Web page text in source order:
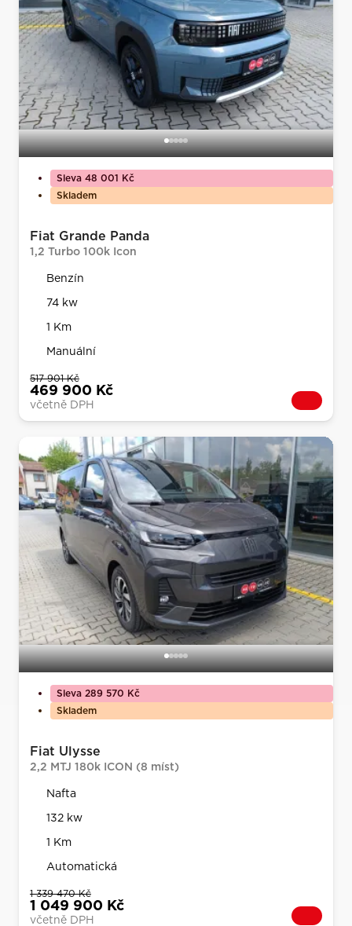
Sleva 48 001 Kč
Skladem
Fiat Grande Panda
1,2 Turbo 100k Icon
Benzín
74 kw
1 Km
Manuální
517 901 Kč
469 900 Kč
včetně DPH
Sleva 289 570 Kč
Skladem
Fiat Ulysse
2,2 MTJ 180k ICON (8 míst)
Nafta
132 kw
1 Km
Automatická
1 339 470 Kč
1 049 900 Kč
včetně DPH